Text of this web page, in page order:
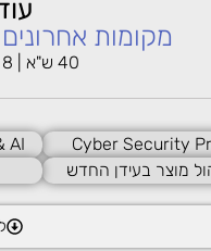
לקביעת
מקומות
40 ש"א | 8 מפגשים אחה"צ | ZOOM LIVE
Cyber Security
AI
מוצר בעידן החדש